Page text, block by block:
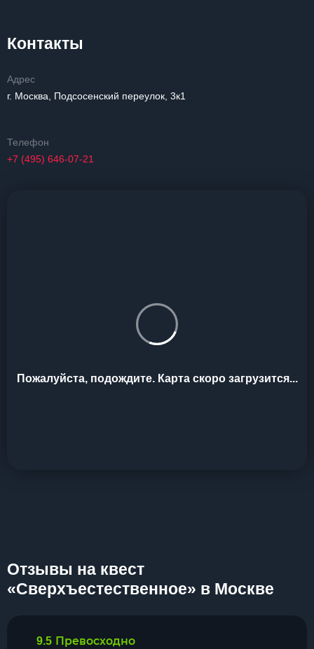
Контакты
Адрес
г. Москва, Подсосенский переулок, 3к1
Телефон
+7 (495) 646-07-21
Пожалуйста, подождите. Карта скоро загрузится...
Отзывы на квест
«Сверхъестественное» в Москве
9.5 Превосходно